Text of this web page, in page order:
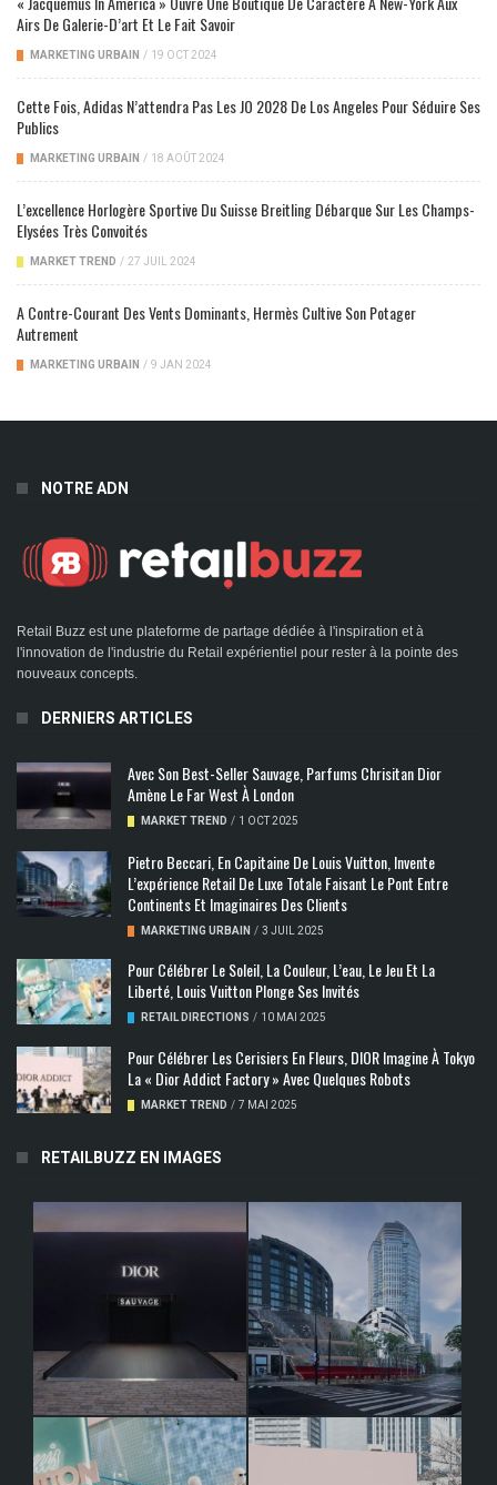
Airs De Galerie-D’art Et Le Fait Savoir
MARKETING URBAIN / 19 OCT 2024
Cette Fois, Adidas N’attendra Pas Les JO 2028 De Los Angeles Pour Séduire Ses
Publics
MARKETING URBAIN / 18 AOÛT 2024
L’excellence Horlogère Sportive Du Suisse Breitling Débarque Sur Les Champs-
Elysées Très Convoités
MARKET TREND / 27 JUIL 2024
A Contre-Courant Des Vents Dominants, Hermès Cultive Son Potager
Autrement
MARKETING URBAIN / 9 JAN 2024
NOTRE ADN
Retail Buzz est une plateforme de partage dédiée à l'inspiration et à
l'innovation de l'industrie du Retail expérientiel pour rester à la pointe des
nouveaux concepts.
DERNIERS ARTICLES
Avec Son Best-Seller Sauvage, Parfums Chrisitan Dior
Amène Le Far West À London
MARKET TREND / 1 OCT 2025
Pietro Beccari, En Capitaine De Louis Vuitton, Invente
L’expérience Retail De Luxe Totale Faisant Le Pont Entre
Continents Et Imaginaires Des Clients
MARKETING URBAIN / 3 JUIL 2025
Pour Célébrer Le Soleil, La Couleur, L’eau, Le Jeu Et La
Liberté, Louis Vuitton Plonge Ses Invités
RETAIL DIRECTIONS / 10 MAI 2025
Pour Célébrer Les Cerisiers En Fleurs, DIOR Imagine À Tokyo
La « Dior Addict Factory » Avec Quelques Robots
MARKET TREND / 7 MAI 2025
RETAILBUZZ EN IMAGES